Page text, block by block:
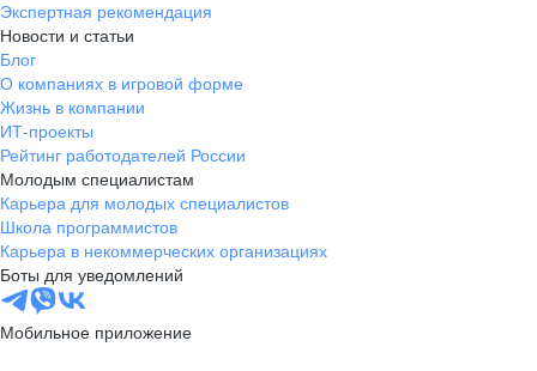
Экспертная рекомендация
Новости и статьи
Блог
О компаниях в игровой форме
Жизнь в компании
ИТ-проекты
Рейтинг работодателей России
Молодым специалистам
Карьера для молодых специалистов
Школа программистов
Карьера в некоммерческих организациях
Боты для уведомлений
Мобильное приложение